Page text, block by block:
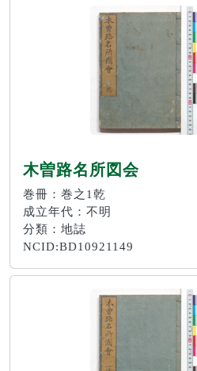
木曽路名所図会
巻冊：巻之1乾
成立年代：不明
分類：地誌
NCID:BD10921149